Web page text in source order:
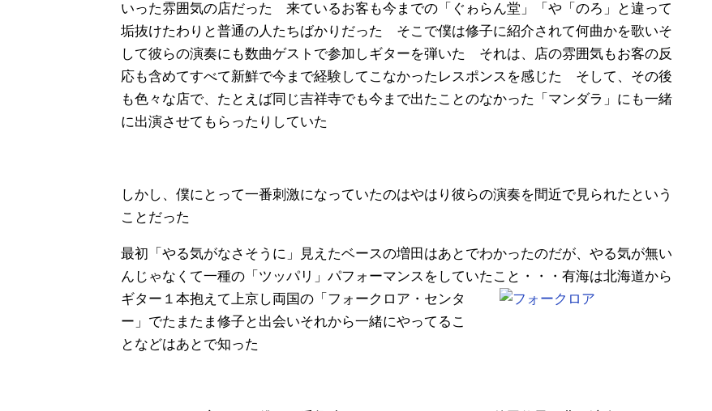
いった雰囲気の店だった 来ているお客も今までの「ぐゎらん堂」「や「のろ」と違って
垢抜けたわりと普通の人たちばかりだった そこで僕は修子に紹介されて何曲かを歌いそ
して彼らの演奏にも数曲ゲストで参加しギターを弾いた それは、店の雰囲気もお客の反
応も含めてすべて新鮮で今まで経験してこなかったレスポンスを感じた そして、その後
も色々な店で、たとえば同じ吉祥寺でも今まで出たことのなかった「マンダラ」にも一緒
に出演させてもらったりしていた
しかし、僕にとって一番刺激になっていたのはやはり彼らの演奏を間近で見られたという
ことだった
最初「やる気がなさそうに」見えたベースの増田はあとでわかったのだが、やる気が無い
んじゃなくて一種の「ツッパリ」パフォーマンスをしていたこと・・・有海は北海道から
ギター１本抱えて上京し両国の「フォークロア・センタ
ー」でたまたま修子と出会いそれから一緒にやってるこ
となどはあとで知った